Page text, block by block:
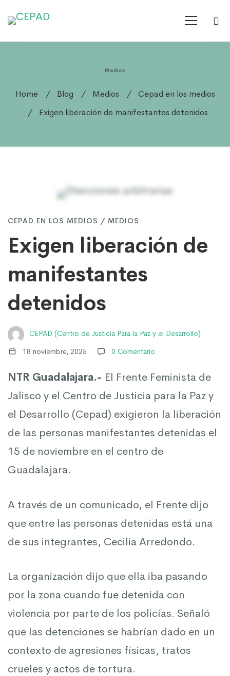
Medios
Home Blog Medios
Cepad en los medios
Exigen liberación de manifestantes detenidos
Exigen
liberación
de
manifestantes
detenidos
CEPAD EN LOS MEDIOS / MEDIOS
Exigen liberación de
manifestantes
detenidos
CEPAD (Centro de Justicia Para la Paz y el Desarrollo)
18 noviembre, 2025
0 Comentario
NTR Guadalajara.- El Frente Feminista de
Jalisco y el Centro de Justicia para la Paz y
el Desarrollo (Cepad) exigieron la liberación
de las personas manifestantes detenidas el
15 de noviembre en el centro de
Guadalajara.
A través de un comunicado, el Frente dijo
que entre las personas detenidas está una
de sus integrantes, Cecilia Arredondo.
La organización dijo que ella iba pasando
por la zona cuando fue detenida con
violencia por parte de los policías. Señaló
que las detenciones se habrían dado en un
contexto de agresiones físicas, tratos
crueles y actos de tortura.